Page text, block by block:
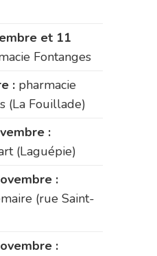
et 11
Fontanges
: pharmacie
(La Fouillade)
:
(Laguépie)
:
(rue Saint-
: